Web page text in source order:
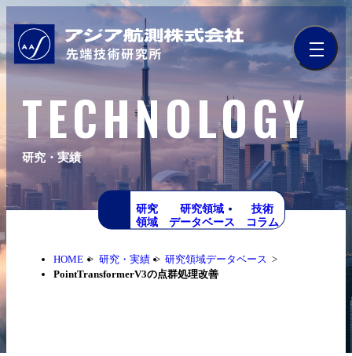
TECHNOLOGY
研究・実績
研究
領域
研究領域
データベース
技術
コラム
HOME 研究・実績
研究領域データベース
PointTransformerV3の点群処理改善